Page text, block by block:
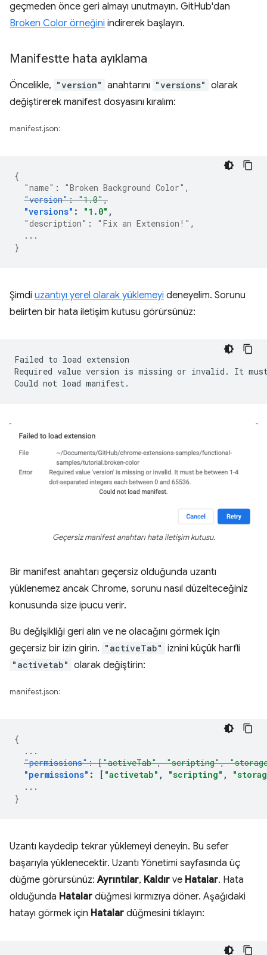
geçmeden önce geri almayı unutmayın. GitHub'dan
Broken Color örneğini indirerek başlayın.
Manifestte hata ayıklama
Öncelikle, "version" anahtarını "versions" olarak
değiştirerek manifest dosyasını kıralım:
manifest.json:
{
"name" : "Broken Background Color" ,
"version": "1.0",
"versions" : "1.0" ,
"description" : "Fix an Extension!" ,
...
}
Şimdi uzantıyı yerel olarak yüklemeyi deneyelim. Sorunu
belirten bir hata iletişim kutusu görürsünüz:
Failed to load extension
Required value version is missing or invalid. It
Could not load
Geçersiz manifest anahtarı hata iletişim kutusu.
Bir manifest anahtarı geçersiz olduğunda uzantı
yüklenemez ancak Chrome, sorunu nasıl düzelteceğiniz
konusunda size ipucu verir.
Bu değişikliği geri alın ve ne olacağını görmek için
geçersiz bir izin girin. "activeTab" iznini küçük harfli
"activetab" olarak değiştirin:
manifest.json:
{
...
"permissions": ["activeTab", "scripting",
"permissions" : [ "activetab" , "scripting" ,
...
}
Uzantı kaydedip tekrar yüklemeyi deneyin. Bu sefer
başarıyla yüklenecektir. Uzantı Yönetimi sayfasında üç
düğme görürsünüz:Ayrıntılar, Kaldır ve Hatalar. Hata
olduğunda Hatalar düğmesi kırmızıya döner. Aşağıdaki
hatayı görmek için Hatalar düğmesini tıklayın: